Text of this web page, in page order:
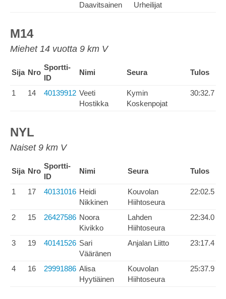
Daavitsainen
Urheilijat
M14
Miehet 14 vuotta 9 km V
Sija Nro
Sportti-
ID
Nimi Seura Tulos
1 14 40139912 Veeti
Hostikka
Kymin
Koskenpojat
30:32.7
NYL
Naiset 9 km V
Sija Nro
Sportti-
ID
Nimi Seura Tulos
1 17 40131016 Heidi
Nikkinen
Kouvolan
Hiihtoseura
22:02.5
2 15 26427586 Noora
Kivikko
Lahden
Hiihtoseura
22:34.0
3 19 40141526 Sari
Vääränen
Anjalan Liitto 23:17.4
4 16 29991886 Alisa
Hyytiäinen
Kouvolan
Hiihtoseura
25:37.9